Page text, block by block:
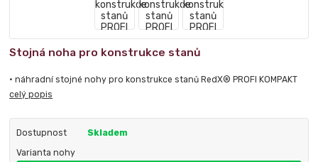
Stojná noha pro konstrukce stanů
• náhradní stojné nohy pro konstrukce stanů RedX® PROFI KOMPAKT
celý popis
Dostupnost Skladem
Varianta nohy